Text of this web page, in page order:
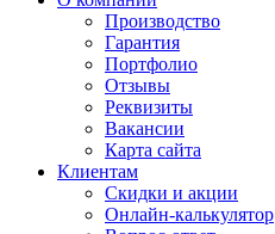
Производство
Гарантия
Портфолио
Отзывы
Реквизиты
Вакансии
Карта сайта
Клиентам
Скидки и акции
Онлайн-калькулятор